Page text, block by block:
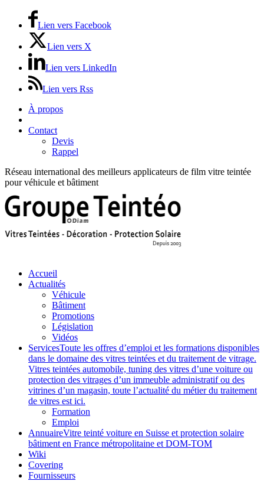
Lien vers Facebook
Lien vers X
Lien vers LinkedIn
Lien vers Rss
À propos
Contact
Devis
Rappel
Réseau international des meilleurs applicateurs de film vitre teintée
pour véhicule et bâtiment
Accueil
Actualités
Véhicule
Bâtiment
Promotions
Législation
Vidéos
ServicesToute les offres d’emploi et les formations disponibles
dans le domaine des vitres teintées et du traitement de vitrage.
Vitres teintées automobile, tuning des vitres d’une voiture ou
protection des vitrages d’un immeuble administratif ou des
vitrines d’un magasin, toute l’actualité du métier du traitement
de vitres est ici.
Formation
Emploi
AnnuaireVitre teinté voiture en Suisse et protection solaire
bâtiment en France métropolitaine et DOM-TOM
Wiki
Covering
Fournisseurs